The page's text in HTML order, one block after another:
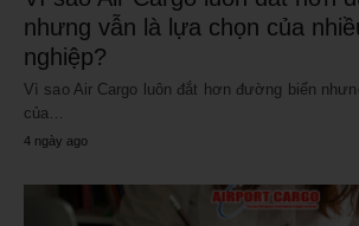
nhưng vẫn là lựa chọn của
nghiệp?
Vì sao Air Cargo luôn đắt hơn đường biển
của…
4 ngày ago